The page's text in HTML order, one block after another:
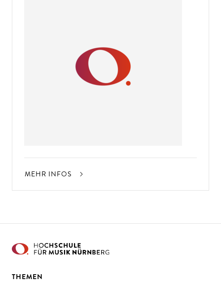
MEHR INFOS
THEMEN